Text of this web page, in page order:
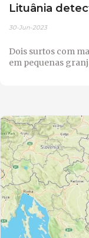
Lituânia
30-Jun-2023
Dois surtos com
em pequenas